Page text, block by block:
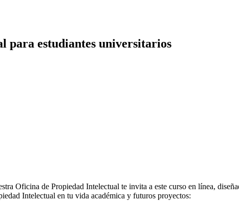
para estudiantes universitarios
Oficina de Propiedad Intelectual te invita a este curso en línea,
Intelectual en tu vida académica y futuros proyectos: